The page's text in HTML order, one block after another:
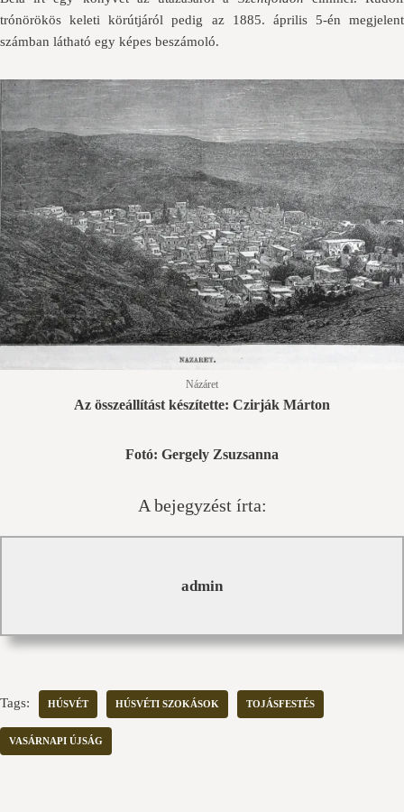
trónörökös keleti körútjáról pedig az 1885. április 5-én megjelent
számban látható egy képes beszámoló.
Názáret
Az összeállítást készítette: Czirják Márton
Fotó: Gergely Zsuzsanna
A bejegyzést írta:
admin
Tags: HÚSVÉT HÚSVÉTI SZOKÁSOK TOJÁSFESTÉS
VASÁRNAPI ÚJSÁG